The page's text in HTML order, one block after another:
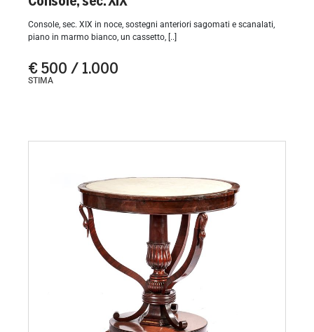
Console, sec. XIX in noce, sostegni anteriori sagomati e scanalati,
piano in marmo bianco, un cassetto, [..]
€ 500 / 1.000
STIMA